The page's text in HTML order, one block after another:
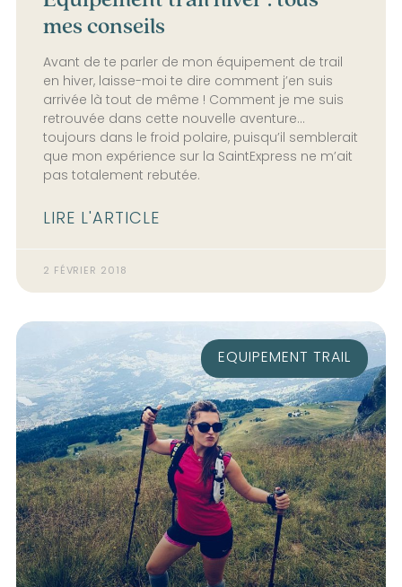
mes conseils
Avant de te parler de mon équipement de trail
en hiver, laisse-moi te dire comment j’en suis
arrivée là tout de même ! Comment je me suis
retrouvée dans cette nouvelle aventure…
toujours dans le froid polaire, puisqu’il semblerait
que mon expérience sur la SaintExpress ne m’ait
pas totalement rebutée.
LIRE L'ARTICLE
2 FÉVRIER 2018
EQUIPEMENT TRAIL